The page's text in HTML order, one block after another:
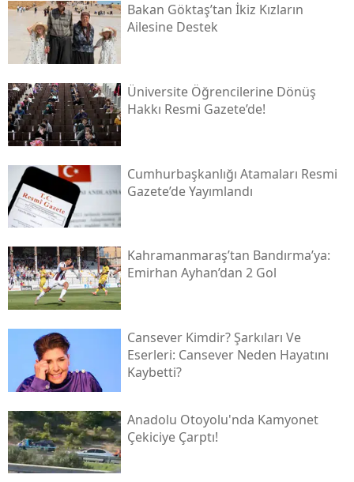
Bakan Göktaş’tan İkiz Kızların
Ailesine Destek
Üniversite Öğrencilerine Dönüş
Hakkı Resmi Gazete’de!
Cumhurbaşkanlığı Atamaları Resmi
Gazete’de Yayımlandı
Kahramanmaraş’tan Bandırma’ya:
Emirhan Ayhan’dan 2 Gol
Cansever Kimdir? Şarkıları Ve
Eserleri: Cansever Neden Hayatını
Kaybetti?
Anadolu Otoyolu'nda Kamyonet
Çekiciye Çarptı!